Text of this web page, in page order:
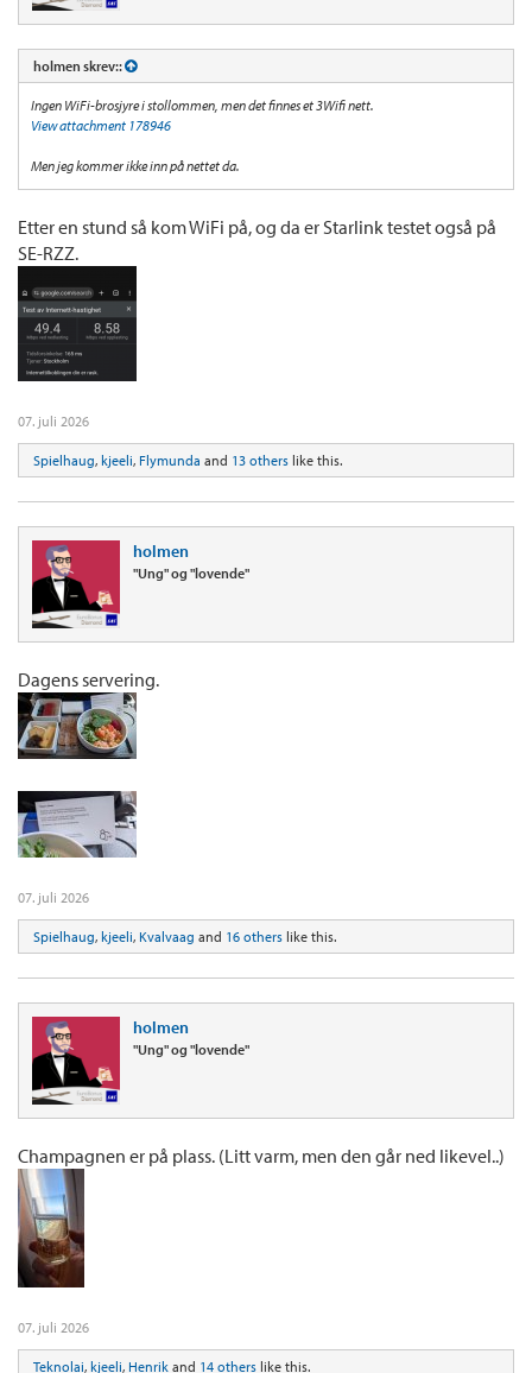
holmen skrev::
Ingen WiFi-brosjyre i stollommen, men det finnes et 3Wifi nett.
View attachment 178946
Men jeg kommer ikke inn på nettet da.
Etter en stund så kom WiFi på, og da er Starlink testet også på
SE-RZZ.
07. juli 2026
Spielhaug, kjeeli, Flymunda and 13 others like this.
holmen
"Ung" og "lovende"
Dagens servering.
07. juli 2026
Spielhaug, kjeeli, Kvalvaag and 16 others like this.
holmen
"Ung" og "lovende"
Champagnen er på plass. (Litt varm, men den går ned likevel..)
07. juli 2026
Teknolai, kjeeli, Henrik and 14 others like this.